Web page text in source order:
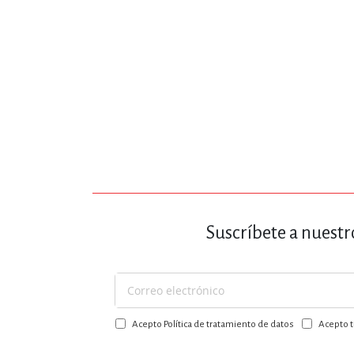
Suscríbete a
Suscríbase
a
nuestroAcepto Política de tratamiento de datos Acepto